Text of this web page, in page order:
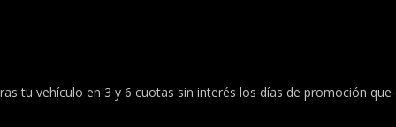
tu vehículo en 3 y 6 cuotas sin interés los días de promoción